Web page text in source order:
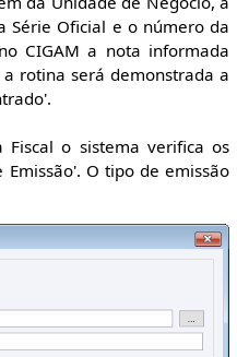
Série Oficial e o número da
CIGAM a nota informada
rotina será demonstrada a
o sistema verifica os
O tipo de emissão